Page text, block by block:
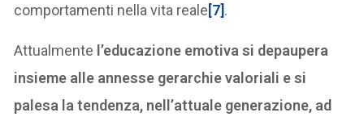
comportamenti nella vita reale[7].
Attualmente l’educazione emotiva si depaupera
insieme alle annesse gerarchie valoriali e si
palesa la tendenza, nell’attuale generazione, ad